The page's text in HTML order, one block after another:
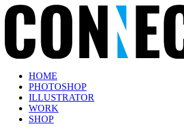
HOME
PHOTOSHOP
ILLUSTRATOR
WORK
SHOP